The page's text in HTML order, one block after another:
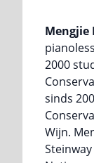
Mengjie
2000
sinds
Wijn.